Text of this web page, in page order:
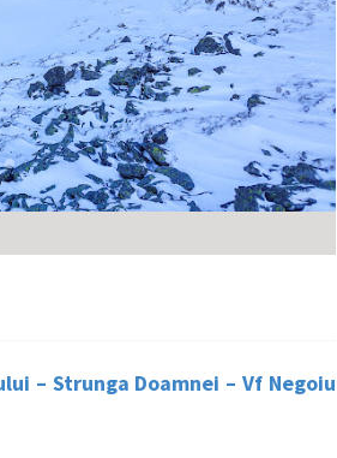
– Strunga Doamnei – Vf Negoiu